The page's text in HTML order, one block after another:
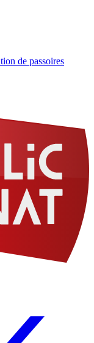
de passoires